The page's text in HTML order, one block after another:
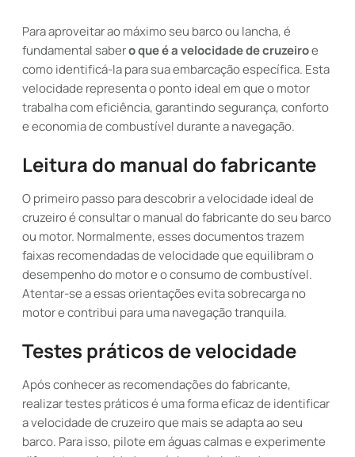
Para aproveitar ao máximo seu barco ou lancha, é
fundamental sabero que é a velocidade de cruzeiroe
como identificá-la para sua embarcação específica. Esta
velocidade representa o ponto ideal em que o motor
trabalha com eficiência, garantindo segurança, conforto
e economia de combustível durante a navegação.
Leitura do manual do fabricante
O primeiro passo para descobrir a velocidade ideal de
cruzeiro é consultar o manual do fabricante do seu barco
ou motor. Normalmente, esses documentos trazem
faixas recomendadas de velocidade que equilibram o
desempenho do motor e o consumo de combustível.
Atentar-se a essas orientações evita sobrecarga no
motor e contribui para uma navegação tranquila.
Testes práticos de velocidade
Após conhecer as recomendações do fabricante,
realizar testes práticos é uma forma eficaz de identificar
a velocidade de cruzeiro que mais se adapta ao seu
barco. Para isso, pilote em águas calmas e experimente